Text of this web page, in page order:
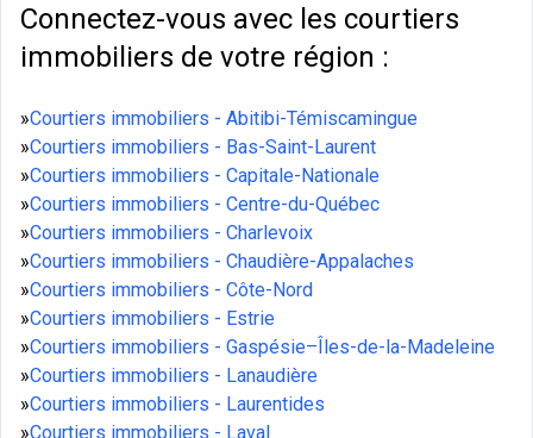
Connectez-vous avec les courtiers
immobiliers de votre région :
»Courtiers immobiliers - Abitibi-Témiscamingue
»Courtiers immobiliers - Bas-Saint-Laurent
»Courtiers immobiliers - Capitale-Nationale
»Courtiers immobiliers - Centre-du-Québec
»Courtiers immobiliers - Charlevoix
»Courtiers immobiliers - Chaudière-Appalaches
»Courtiers immobiliers - Côte-Nord
»Courtiers immobiliers - Estrie
»Courtiers immobiliers - Gaspésie–Îles-de-la-Madeleine
»Courtiers immobiliers - Lanaudière
»Courtiers immobiliers - Laurentides
»Courtiers immobiliers - Laval